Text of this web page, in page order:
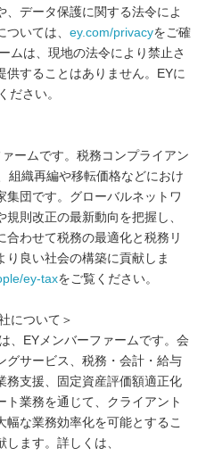
、データ保護に関する法令によ
いては、 ey.com/privacyをご確
ムは、現地の法令により禁止さ
供することはありません。EYに
ださい。
ームです。税務コンプライアン
組織再編や移転価格などにおけ
集団です。グローバルネットワ
則改正の最新動向を把握し、
わせて税務の最適化と税務リ
り良い社会の構築に貢献しま
ey-taxをご覧ください。
について＞
、EYメンバーファームです。会
グサービス、税務・会計・給与
務支援、固定資産評価額適正化
ト業務を通じて、クライアント
な業務効率化を可能とするこ
ます。詳しくは、